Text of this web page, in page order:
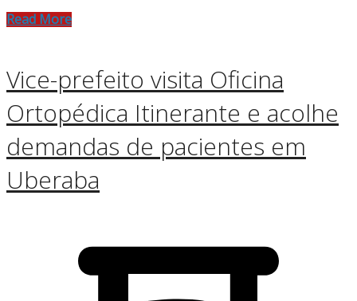
Read More
Vice-prefeito visita Oficina
Ortopédica Itinerante e acolhe
demandas de pacientes em
Uberaba